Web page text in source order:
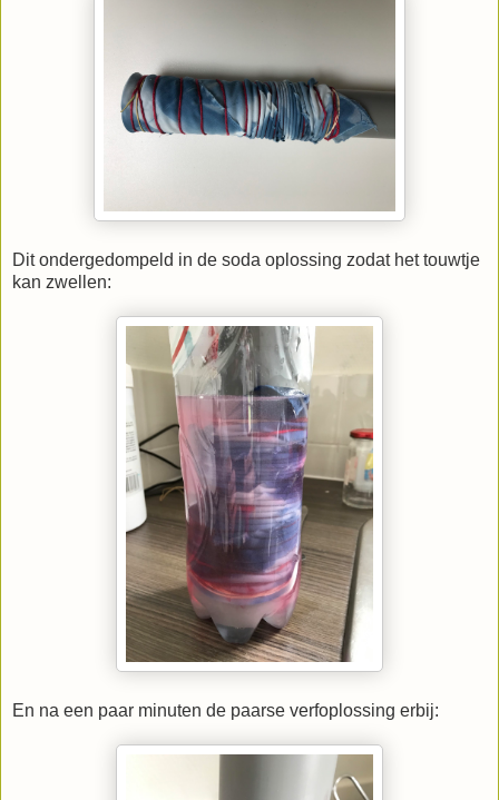
Dit ondergedompeld in de soda oplossing zodat het touwtje
kan zwellen:
En na een paar minuten de paarse verfoplossing erbij: